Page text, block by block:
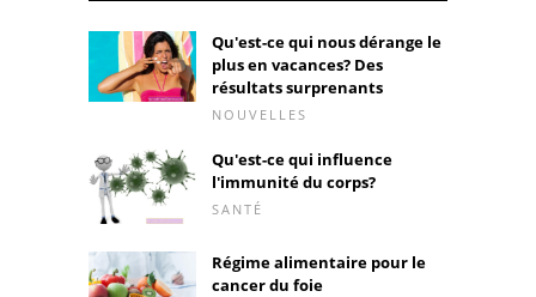
Qu'est-ce qui nous dérange le
plus en vacances? Des
résultats surprenants
NOUVELLES
Qu'est-ce qui influence
l'immunité du corps?
SANTÉ
Régime alimentaire pour le
cancer du foie